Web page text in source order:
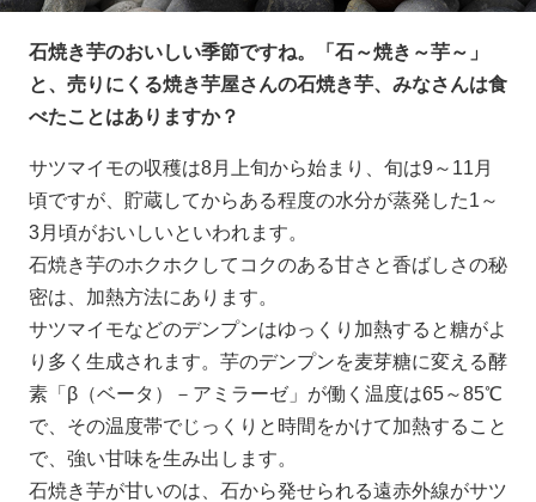
石焼き芋のおいしい季節ですね。「石～焼き～芋～」
と、売りにくる焼き芋屋さんの石焼き芋、みなさんは食
べたことはありますか？
サツマイモの収穫は8月上旬から始まり、旬は9～11月
頃ですが、貯蔵してからある程度の水分が蒸発した1～
3月頃がおいしいといわれます。
石焼き芋のホクホクしてコクのある甘さと香ばしさの秘
密は、加熱方法にあります。
サツマイモなどのデンプンはゆっくり加熱すると糖がよ
り多く生成されます。芋のデンプンを麦芽糖に変える酵
素「β（ベータ）－アミラーゼ」が働く温度は65～85℃
で、その温度帯でじっくりと時間をかけて加熱すること
で、強い甘味を生み出します。
石焼き芋が甘いのは、石から発せられる遠赤外線がサツ